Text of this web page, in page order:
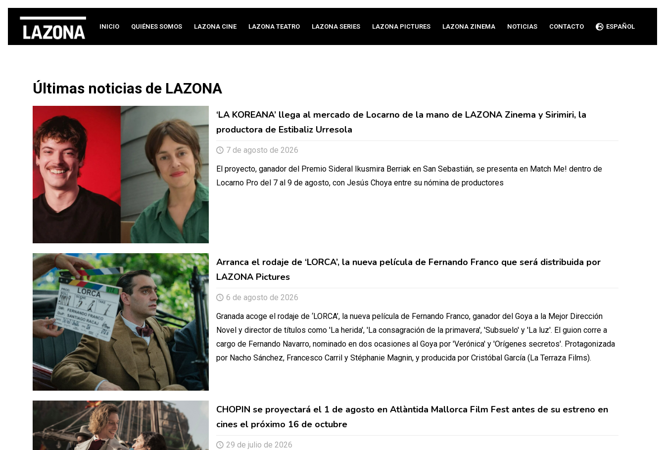
INICIO QUIÉNES SOMOS LAZONA CINE LAZONA TEATRO LAZONA SERIES LAZONA PICTURES LAZONA ZINEMA NOTICIAS CONTACTO ESPAÑOL
Últimas noticias de LAZONA
‘LA KOREANA’ llega al mercado de Locarno de la mano de LAZONA Zinema y Sirimiri, la
productora de Estibaliz Urresola
7 de agosto de 2026
El proyecto, ganador del Premio Sideral Ikusmira Berriak en San Sebastián, se presenta en Match Me! dentro de
Locarno Pro del 7 al 9 de agosto, con Jesús Choya entre su nómina de productores
Arranca el rodaje de ‘LORCA’, la nueva película de Fernando Franco que será distribuida por
LAZONA Pictures
6 de agosto de 2026
Granada acoge el rodaje de ‘LORCA’, la nueva película de Fernando Franco, ganador del Goya a la Mejor Dirección
Novel y director de títulos como 'La herida', 'La consagración de la primavera', 'Subsuelo' y 'La luz'. El guion corre a
cargo de Fernando Navarro, nominado en dos ocasiones al Goya por 'Verónica' y 'Orígenes secretos'. Protagonizada
por Nacho Sánchez, Francesco Carril y Stéphanie Magnin, y producida por Cristóbal García (La Terraza Films).
CHOPIN se proyectará el 1 de agosto en Atlàntida Mallorca Film Fest antes de su estreno en
cines el próximo 16 de octubre
29 de julio de 2026